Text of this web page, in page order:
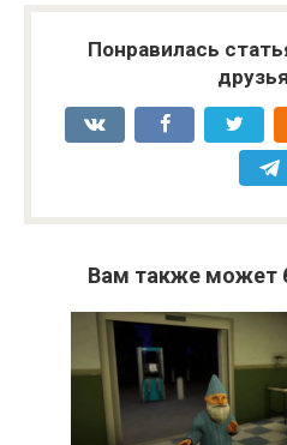
Понравилась
Вам также может